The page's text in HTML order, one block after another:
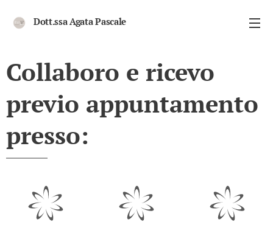
Dott.ssa Agata Pascale
Collaboro e ricevo
previo appuntamento
presso: